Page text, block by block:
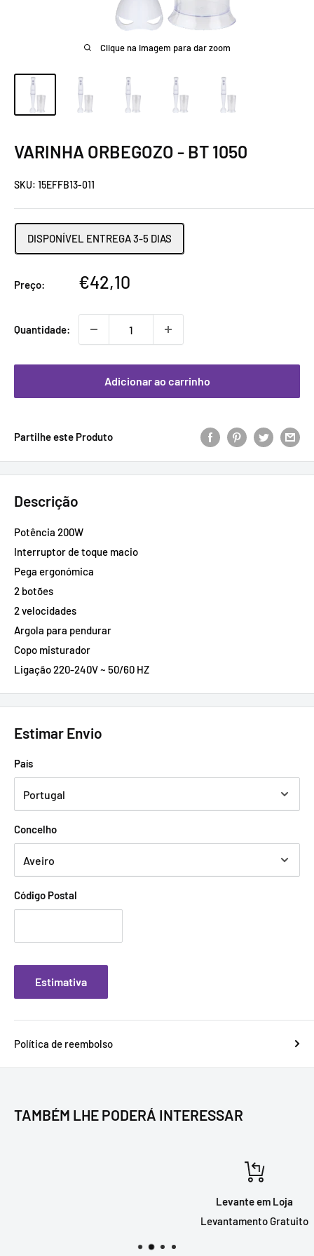
Clique na imagem para dar zoom
VARINHA ORBEGOZO - BT 1050
SKU: 15EFFB13-011
DISPONÍVEL ENTREGA 3-5 DIAS
Preço:
Preço
€42,10
Quantidade:
Adicionar ao carrinho
Partilhe este Produto
Descrição
Potência 200W
Interruptor de toque macio
Pega ergonómica
2 botões
2 velocidades
Argola para pendurar
Copo misturador
Ligação 220-240V ~ 50/60 HZ
Estimar Envio
País
Concelho
Código Postal
Estimativa
Política de reembolso
TAMBÉM LHE PODERÁ INTERESSAR
Levante em Loja
Levantamento Gratuito